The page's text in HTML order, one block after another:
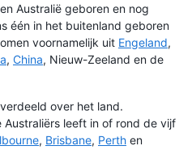
Australië geboren en nog
één in het buitenland geboren
voornamelijk uit Engeland,
, China, Nieuw-Zeeland en de
over het land.
leeft in of rond de vijf
, Brisbane, Perth en